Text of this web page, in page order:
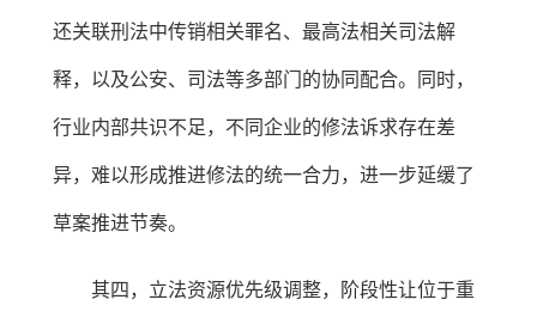
还关联刑法中传销相关罪名、最高法相关司法解
释，以及公安、司法等多部门的协同配合。同时，
行业内部共识不足，不同企业的修法诉求存在差
异，难以形成推进修法的统一合力，进一步延缓了
草案推进节奏。
其四，立法资源优先级调整，阶段性让位于重